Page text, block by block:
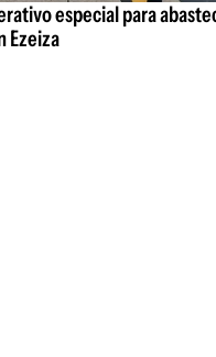
especial para
Ezeiza